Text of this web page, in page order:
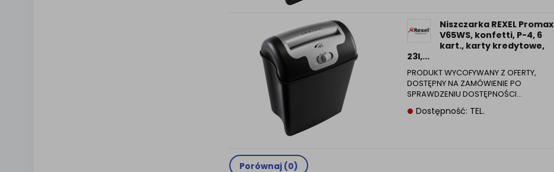
Niszczarka REXEL Promax
V65WS, konfetti, P-4, 6
kart., karty kredytowe,
23l,...
PRODUKT WYCOFYWANY Z OFERTY,
DOSTĘPNY NA ZAMÓWIENIE PO
SPRAWDZENIU DOSTĘPNOŚCI…
Dostępność: TEL.
Porównaj (0)